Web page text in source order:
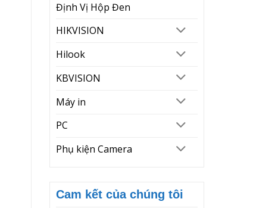
Định Vị Hộp Đen
HIKVISION
Hilook
KBVISION
Máy in
PC
Phụ kiện Camera
Cam kết của chúng tôi